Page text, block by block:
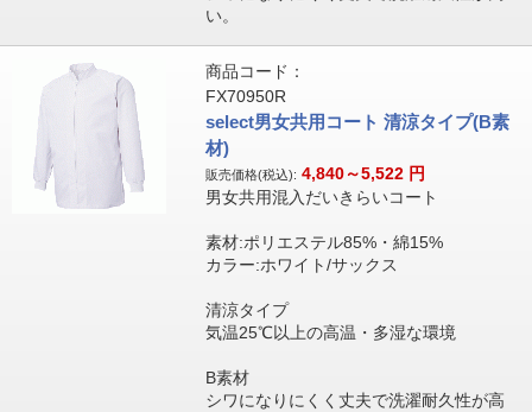
い。
商品コード：
FX70950R
select男女共用コート 清涼タイプ(B素
材)
販売価格(税込): 4,840～5,522 円
男女共用混入だいきらいコート
素材:ポリエステル85%・綿15%
カラー:ホワイト/サックス
清涼タイプ
気温25℃以上の高温・多湿な環境
B素材
シワになりにくく丈夫で洗濯耐久性が高